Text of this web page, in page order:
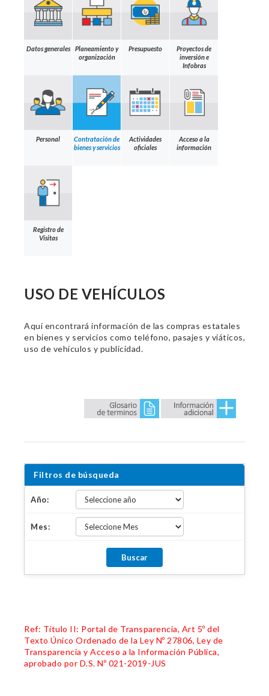
Datos generales
Planeamiento y
organización
Presupuesto
Proyectos de
inversión e
Infobras
Personal
Contratación de
bienes y servicios
Actividades
oficiales
Acceso a la
información
Registro de
Visitas
USO DE VEHÍCULOS
Aquí encontrará información de las compras estatales
en bienes y servicios como teléfono, pasajes y viáticos,
uso de vehículos y publicidad.
Filtros de búsqueda
Año:
Mes:
Ref: Título II: Portal de Transparencia, Art 5º del
Texto Único Ordenado de la Ley Nº 27806, Ley de
Transparencia y Acceso a la Información Pública,
aprobado por D.S. Nº 021-2019-JUS